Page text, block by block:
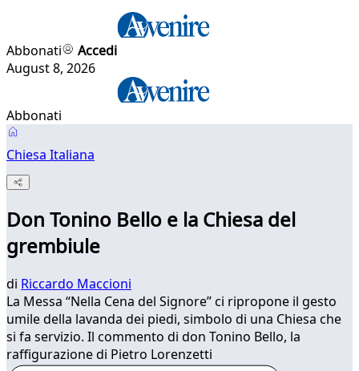
Abbonati
Accedi
August 8, 2026
Abbonati
Chiesa Italiana
Don Tonino Bello e la Chiesa del
grembiule
di Riccardo Maccioni
La Messa “Nella Cena del Signore” ci ripropone il gesto
umile della lavanda dei piedi, simbolo di una Chiesa che
si fa servizio. Il commento di don Tonino Bello, la
raffigurazione di Pietro Lorenzetti